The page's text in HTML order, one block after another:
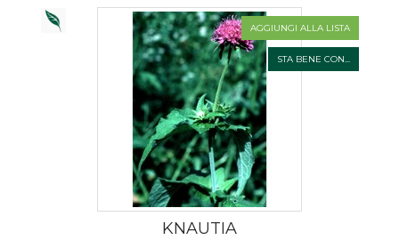
AGGIUNGI ALLA LISTA
STA BENE CON...
KNAUTIA